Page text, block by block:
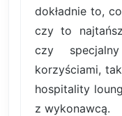
dokładnie to,
czy to
czy
korzyściami,
hospitality
z wykonawcą.